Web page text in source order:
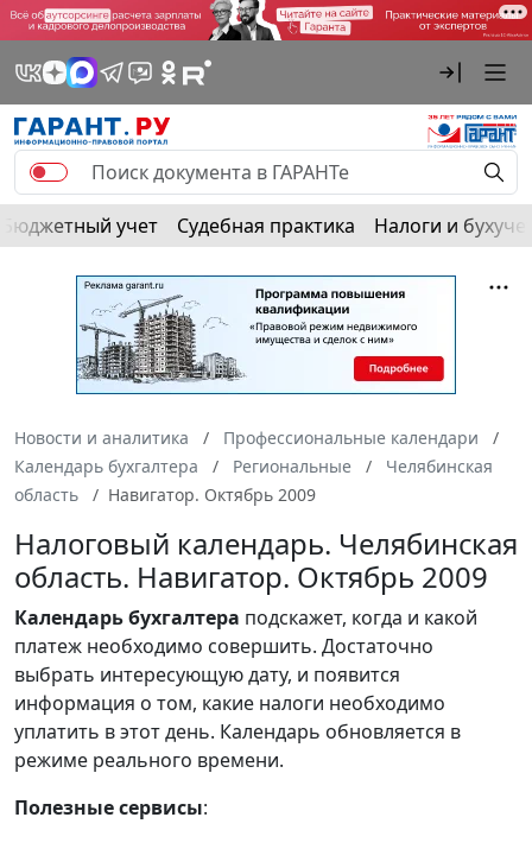
Бюджетный учет Судебная практика Налоги и
Новости и аналитика
Профессиональные календари
Календарь бухгалтера
Региональные
Челябинская
область
Навигатор. Октябрь 2009
Налоговый календарь. Челябинская
область. Навигатор. Октябрь 2009
Календарьбухгалтера подскажет, когда и какой
платеж необходимо совершить. Достаточно
выбрать интересующую дату, и появится
информация о том, какие налоги необходимо
уплатить в этот день. Календарь обновляется в
режиме реального времени.
Полезные сервисы: